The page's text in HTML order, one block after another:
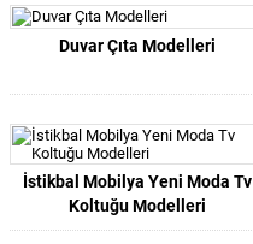
Duvar Çıta Modelleri
İstikbal Mobilya Yeni Moda Tv
Koltuğu Modelleri